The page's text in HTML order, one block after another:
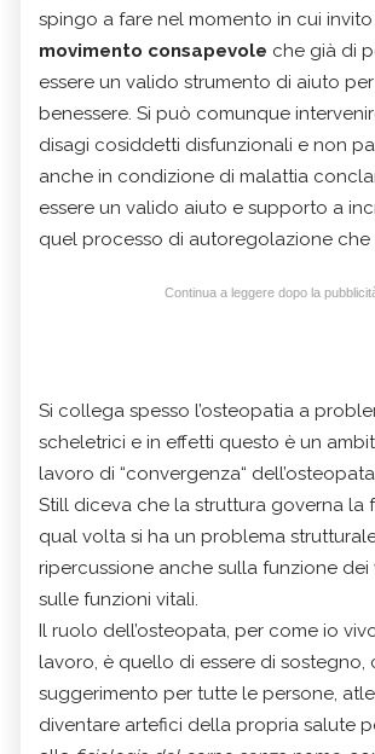
spingo a fare nel momento in cui
movimento consapevole che già di
essere un valido strumento di aiuto
benessere. Si può comunque
disagi cosiddetti disfunzionali e non
anche in condizione di malattia
essere un valido aiuto e supporto a
quel processo di autoregolazione che
Continua a leggere dopo la
Si collega spesso l’osteopatia a
scheletrici e in effetti questo è un
lavoro di “convergenza“
Still diceva che la struttura governa la
qual volta si ha un problema
ripercussione anche sulla funzione dei
sulle funzioni vitali.
Il ruolo dell’osteopata, per come io
lavoro, è quello di essere di sostegno,
suggerimento per tutte le persone,
diventare artefici della propria salute